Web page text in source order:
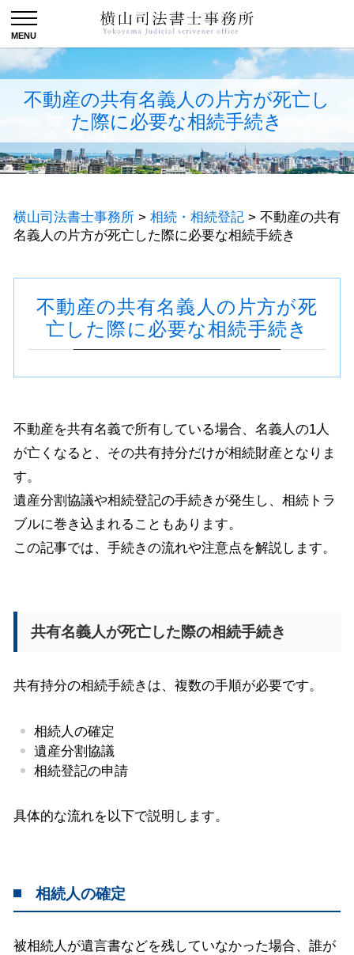
不動産の共有名義人の片方が死亡し
た際に必要な相続手続き
横山司法書士事務所 > 相続・相続登記 > 不動産の共有
名義人の片方が死亡した際に必要な相続手続き
不動産の共有名義人の片方が死
亡した際に必要な相続手続き
不動産を共有名義で所有している場合、名義人の1人
が亡くなると、その共有持分だけが相続財産となりま
す。
遺産分割協議や相続登記の手続きが発生し、相続トラ
ブルに巻き込まれることもあります。
この記事では、手続きの流れや注意点を解説します。
共有名義人が死亡した際の相続手続き
共有持分の相続手続きは、複数の手順が必要です。
相続人の確定
遺産分割協議
相続登記の申請
具体的な流れを以下で説明します。
相続人の確定
被相続人が遺言書などを残していなかった場合、誰が